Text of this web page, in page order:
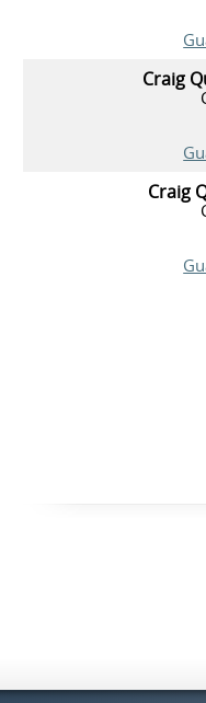
Craig
Craig